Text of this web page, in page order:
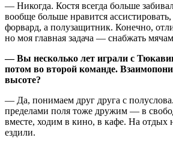
— Никогда. Костя всегда больше
вообще больше нравится
форвард, а полузащитник. Конечно,
но моя главная задача — снабжать
— Вы несколько лет играли с
потом во второй команде.
высоте?
— Да, понимаем друг друга с полуслова.
пределами поля тоже дружим — в
вместе, ходим в кино, в кафе. На отдых
ездили.